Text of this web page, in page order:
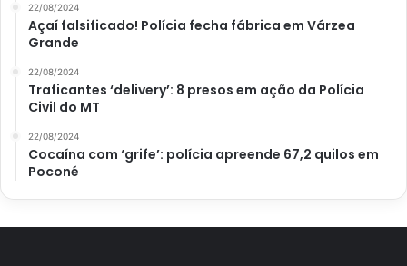
22/08/2024
Açaí falsificado! Polícia fecha fábrica em Várzea
Grande
22/08/2024
Traficantes ‘delivery’: 8 presos em ação da Polícia
Civil do MT
22/08/2024
Cocaína com ‘grife’: polícia apreende 67,2 quilos em
Poconé